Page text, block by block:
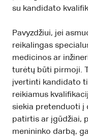
su kandidato
Pavyzdžiui, jei
reikalingas
medicinos ar
turėtų būti pirmoji.
įvertinti kandidato
reikiamus
siekia pretenduoti į
patirtis ar įgūdžiai,
menininko darbą,